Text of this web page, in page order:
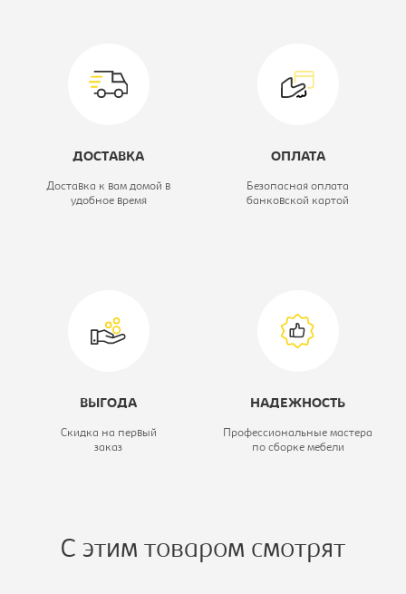
Коллекция: Модерн
ДОСТАВКА
Доставка к вам домой в
удобное время
ОПЛАТА
Безопасная оплата
банковской картой
ВЫГОДА
Скидка на первый
заказ
НАДЕЖНОСТЬ
Профессиональные мастера
по сборке мебели
С этим товаром смотрят